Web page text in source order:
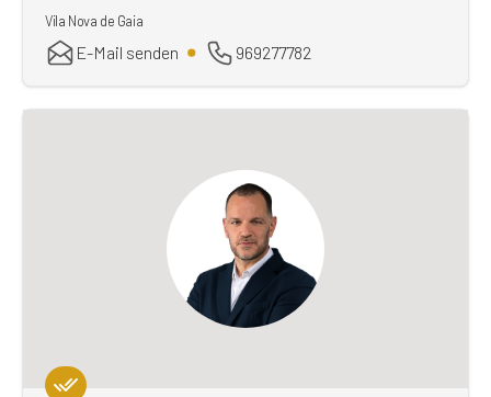
Vila Nova de Gaia
E-Mail senden 969277782